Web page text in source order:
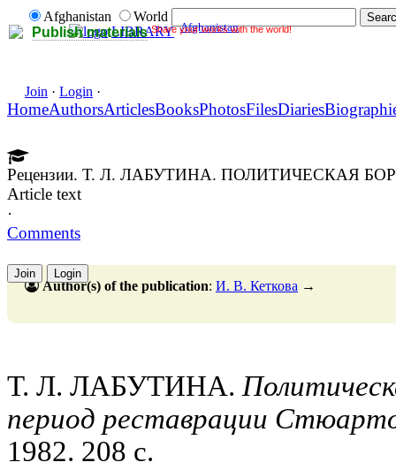
Publish materials Share your works with the world!
Afghanistan
World
LIBRARY Afghanistan
Join · Login ·
HomeAuthorsArticlesBooksPhotosFilesDiaries
Рецензии. Т. Л. ЛАБУТИНА. ПОЛИТИЧЕСКАЯ
Article text
·
Comments
Join Login
Author(s) of the publication: И. В. Кеткова →
Т. Л. ЛАБУТИНА.
период реставрации
1982. 208 с.